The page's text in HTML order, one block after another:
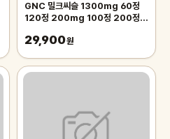
GNC 밀크씨슬 1300mg 60정
120정 200mg 100정 200정
29,900원